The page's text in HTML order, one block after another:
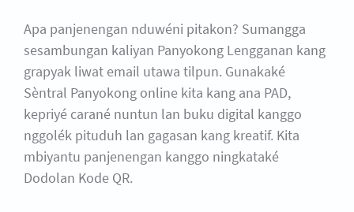
Apa panjenengan nduwéni pitakon? Sumangga
sesambungan kaliyan Panyokong Lengganan kang
grapyak liwat email utawa tilpun. Gunakaké
Sèntral Panyokong online kita kang ana PAD,
kepriyé carané nuntun lan buku digital kanggo
nggolék pituduh lan gagasan kang kreatif. Kita
mbiyantu panjenengan kanggo ningkataké
Dodolan Kode QR.